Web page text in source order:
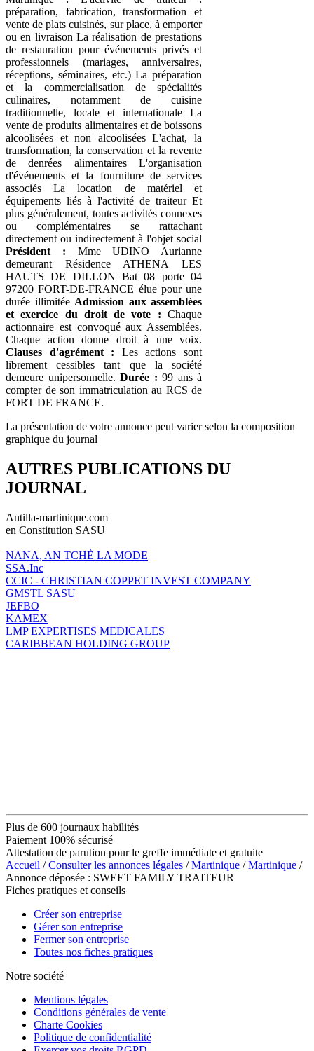
préparation, fabrication, transformation et
vente de plats cuisinés, sur place, à emporter
ou en livraison La réalisation de prestations
de restauration pour événements privés et
professionnels (mariages, anniversaires,
réceptions, séminaires, etc.) La préparation
et la commercialisation de spécialités
culinaires, notamment de cuisine
traditionnelle, locale et internationale La
vente de produits alimentaires et de boissons
alcoolisées et non alcoolisées L'achat, la
transformation, la conservation et la revente
de denrées alimentaires L'organisation
d'événements et la fourniture de services
associés La location de matériel et
équipements liés à l'activité de traiteur Et
plus généralement, toutes activités connexes
ou complémentaires se rattachant
directement ou indirectement à l'objet social
Président : Mme UDINO Aurianne
demeurant Résidence ATHENA LES
HAUTS DE DILLON Bat 08 porte 04
97200 FORT-DE-FRANCE élue pour une
durée illimitée Admission aux assemblées
et exercice du droit de vote : Chaque
actionnaire est convoqué aux Assemblées.
Chaque action donne droit à une voix.
Clauses d'agrément : Les actions sont
librement cessibles tant que la société
demeure unipersonnelle. Durée : 99 ans à
compter de son immatriculation au RCS de
FORT DE FRANCE.
La présentation de votre annonce peut varier selon la composition
graphique du journal
AUTRES PUBLICATIONS DU
JOURNAL
Antilla-martinique.com
en Constitution SASU
NANA, AN TCHÈ LA MODE
SSA.Inc
CCIC - CHRISTIAN COPPET INVEST COMPANY
GMSTL SASU
JEFBO
KAMEX
LMP EXPERTISES MEDICALES
CARIBBEAN HOLDING GROUP
Plus de 600 journaux habilités
Paiement 100% sécurisé
Attestation de parution pour le greffe immédiate et gratuite
Accueil /Consulter les annonces légales /Martinique /Martinique /
Annonce déposée : SWEET FAMILY TRAITEUR
Fiches pratiques et conseils
Créer son entreprise
Gérer son entreprise
Fermer son entreprise
Toutes nos fiches pratiques
Notre société
Mentions légales
Conditions générales de vente
Charte Cookies
Politique de confidentialité